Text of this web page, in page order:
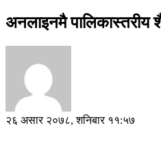
अनलाइनमै पालिकास्तरीय
२६ असार २०७८, शनिबार ११:५७